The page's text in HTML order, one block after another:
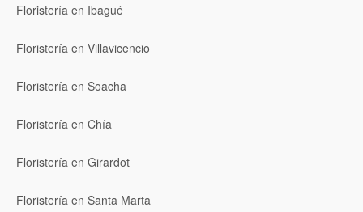
Floristería en Ibagué
Floristería en Villavicencio
Floristería en Soacha
Floristería en Chía
Floristería en Girardot
Floristería en Santa Marta